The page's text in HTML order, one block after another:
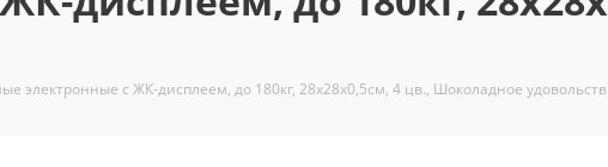
электронные с ЖК-дисплеем, до 180кг, 28х28х0,5см, 4 цв., Шоколадное